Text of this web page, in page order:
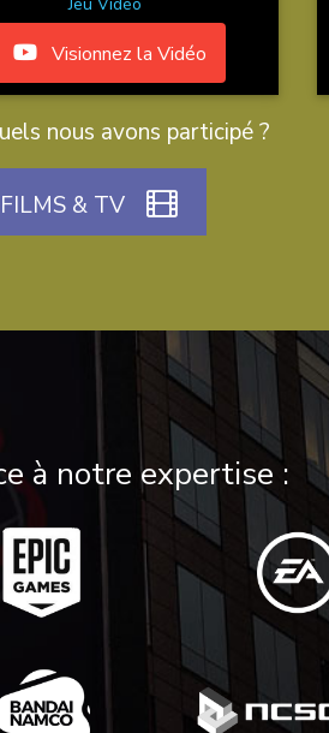
Visionnez la Vidéo
nous avons participé ?
FILMS & TV
à notre expertise :